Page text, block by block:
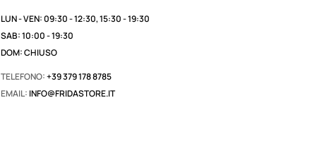
LUN - VEN: 09:30 - 12:30, 15:30 - 19:30
SAB: 10:00 - 19:30
DOM: CHIUSO
TELEFONO:+39 379 178 8785
EMAIL: INFO@FRIDASTORE.IT